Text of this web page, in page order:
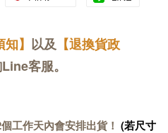
知】 以及 【退換貨政
客服。
工作天內會安排出貨！ (若尺寸